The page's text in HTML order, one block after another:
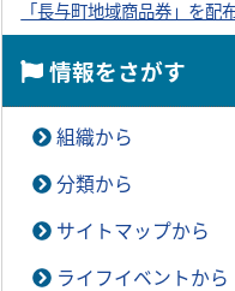
「長与町地域商品券」を配
情報をさがす
組織から
分類から
サイトマップから
ライフイベントから